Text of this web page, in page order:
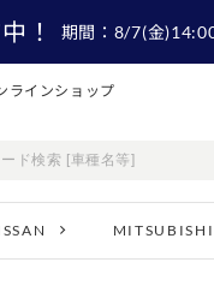
！ 期間： 8/7(金
ラインショップ
MITSUBISHI